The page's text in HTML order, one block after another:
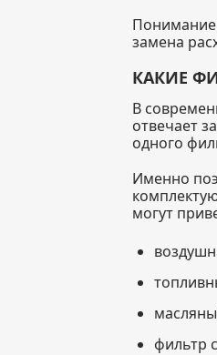
Понимание
замена
КАКИЕ
В
отвечает
одного
Именно
могут
фильтр